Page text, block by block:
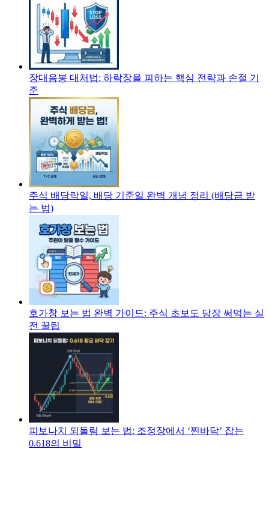
장대음봉 대처법: 하락장을 피하는 핵심 전략과 손절 기
준
주식 배당락일, 배당 기준일 완벽 개념 정리 (배당금 받
는 법)
호가창 보는 법 완벽 가이드: 주식 초보도 당장 써먹는 실
전 꿀팁
피보나치 되돌림 보는 법: 조정장에서 ‘찐바닥’ 잡는
0.618의 비밀